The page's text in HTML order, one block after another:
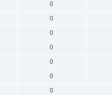
0
0
0
0
0
0
0